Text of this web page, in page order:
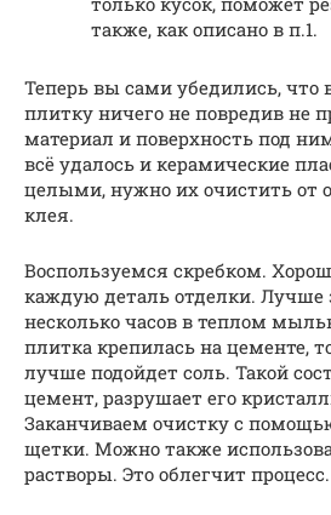
также, как описано в п.1.
Теперь вы сами убедились, что
плитку ничего не повредив не
материал и поверхность под
всё удалось и керамические
целыми, нужно их очистить от
клея.
Воспользуемся скребком.
каждую деталь отделки. Лучше
несколько часов в теплом
плитка крепилась на цементе,
лучше подойдет соль. Такой
цемент, разрушает его
Заканчиваем очистку с
щетки. Можно также
растворы. Это облегчит процесс.